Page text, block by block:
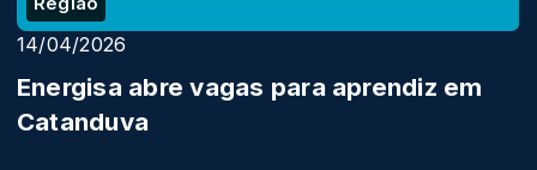
14/04/2026
Energisa abre vagas para aprendiz em
Catanduva